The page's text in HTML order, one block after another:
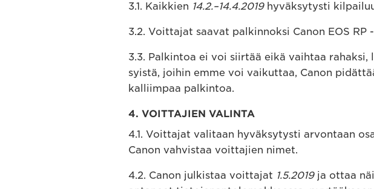
3.1. Kaikkien 14.2.–14.4.2019hyväksytysti
3.2. Voittajat saavat palkinnoksi Canon EOS RP
3.3. Palkintoa ei voi siirtää eikä vaihtaa
syistä, joihin emme voi vaikuttaa, Canon
kalliimpaa palkintoa.
4. VOITTAJIEN VALINTA
4.1. Voittajat valitaan hyväksytysti arvontaan
Canon vahvistaa voittajien nimet.
4.2. Canon julkistaa voittajat 1.5.2019ja ottaa